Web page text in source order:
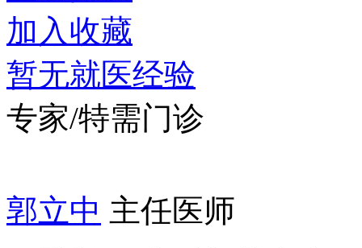
加入收藏
暂无就医经验
专家/特需门诊
郭立中 主任医师